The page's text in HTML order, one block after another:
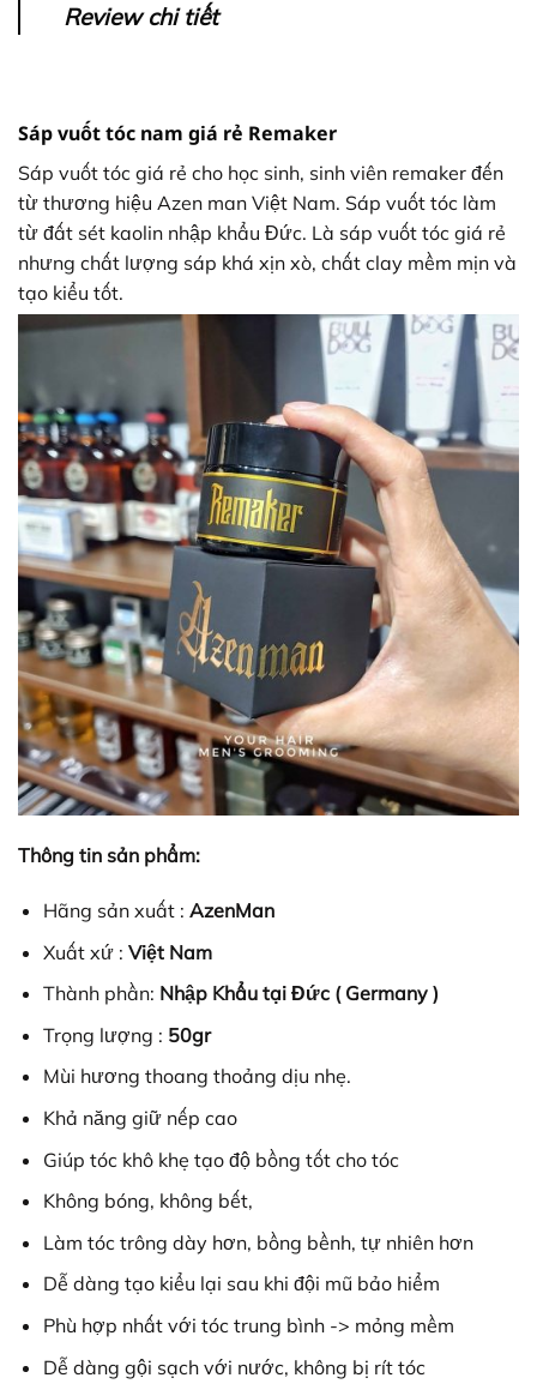
Review chi tiết
Sáp vuốt tóc nam giá rẻ Remaker
Sáp vuốt tóc giá rẻ cho học sinh, sinh viên remaker đến
từ thương hiệu Azen man Việt Nam. Sáp vuốt tóc làm
từ đất sét kaolin nhập khẩu Đức. Là sáp vuốt tóc giá rẻ
nhưng chất lượng sáp khá xịn xò, chất clay mềm mịn và
tạo kiểu tốt.
Thông tin sản phẩm:
Hãng sản xuất : AzenMan
Xuất xứ : Việt Nam
Thành phần: Nhập Khẩu tại Đức ( Germany )
Trọng lượng : 50gr
Mùi hương thoang thoảng dịu nhẹ.
Khả năng giữ nếp cao
Giúp tóc khô khẹ tạo độ bồng tốt cho tóc
Không bóng, không bết,
Làm tóc trông dày hơn, bồng bềnh, tự nhiên hơn
Dễ dàng tạo kiểu lại sau khi đội mũ bảo hiểm
Phù hợp nhất với tóc trung bình -> mỏng mềm
Dễ dàng gội sạch với nước, không bị rít tóc